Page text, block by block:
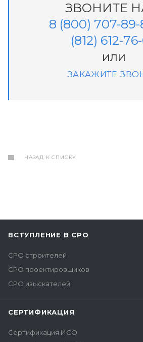
ЗВОНИТЕ
8 (800) 707-89-
(812) 612-
или
ЗАКАЖИТЕ
НАЗАД К СПИСКУ
ВСТУПЛЕНИЕ В СРО
СРО строителей
СРО проектировщиков
СРО изыскателей
СЕРТИФИКАЦИЯ
Сертификация ИСО